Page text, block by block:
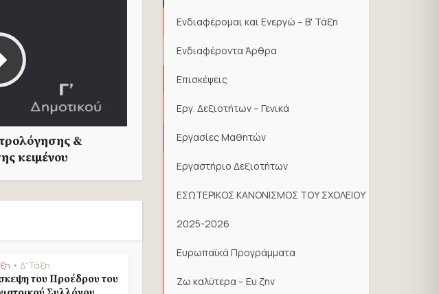
&
κειμένου
• Δ' Τάξη
του Προέδρου του
Ενδιαφέρομαι και Ενεργώ – Β' Τάξη
Ενδιαφέροντα Άρθρα
Επισκέψεις
Εργ. Δεξιοτήτων – Γενικά
Εργασίες Μαθητών
Εργαστήριο Δεξιοτήτων
ΕΣΩΤΕΡΙΚΟΣ ΚΑΝΟΝΙΣΜΟΣ ΤΟΥ ΣΧΟΛΕΙΟΥ
2025-2026
Ευρωπαϊκά Προγράμματα
Ζω καλύτερα – Ευ ζην